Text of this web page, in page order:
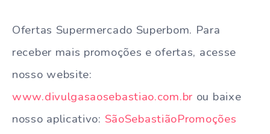
Ofertas Supermercado Superbom. Para
receber mais promoções e ofertas, acesse
nosso website:
www.divulgasaosebastiao.com.br ou baixe
nosso aplicativo: SãoSebastiãoPromoções